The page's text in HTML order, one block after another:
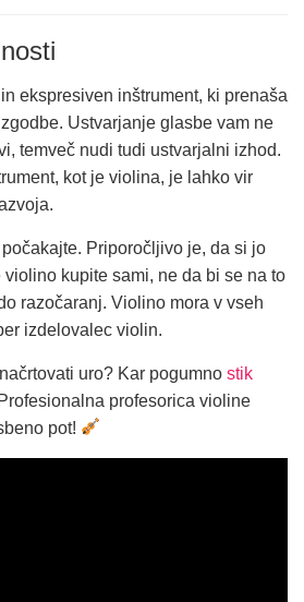
ekspresiven inštrument, ki prenaša
Ustvarjanje glasbe vam ne
temveč nudi tudi ustvarjalni izhod.
kot je violina, je lahko vir
Priporočljivo je, da si jo
kupite sami, ne da bi se na to
razočaranj. Violino mora v vseh
izdelovalec violin.
uro? Kar pogumno stik
profesorica violine
pot!